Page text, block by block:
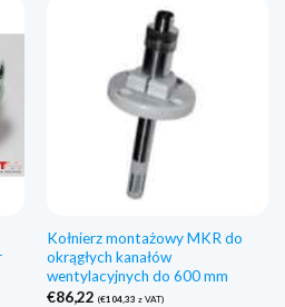
Kołnierz montażowy MKR do
okrągłych kanałów
wentylacyjnych do 600 mm
€86,22 (€104,33 z VAT)